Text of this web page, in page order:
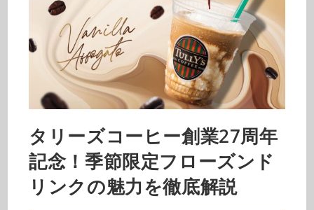
タリーズコーヒー創業27周年
記念！季節限定フローズンド
リンクの魅力を徹底解説